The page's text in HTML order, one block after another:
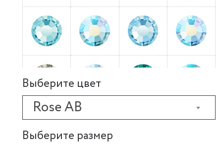
Выберите цвет
Rose AB
Выберите размер